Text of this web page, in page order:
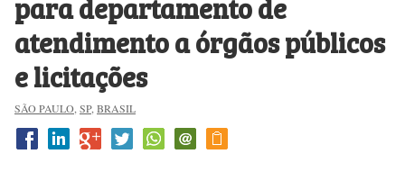
atendimento a órgãos públicos
e licitações
SÃO PAULO SP, BRASIL